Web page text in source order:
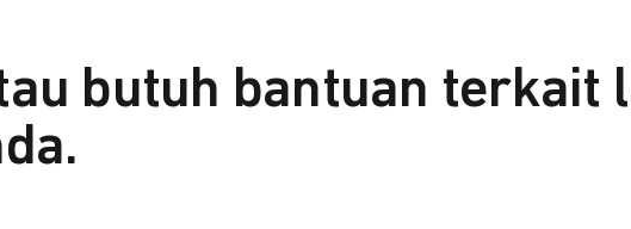
butuh bantuan terkait